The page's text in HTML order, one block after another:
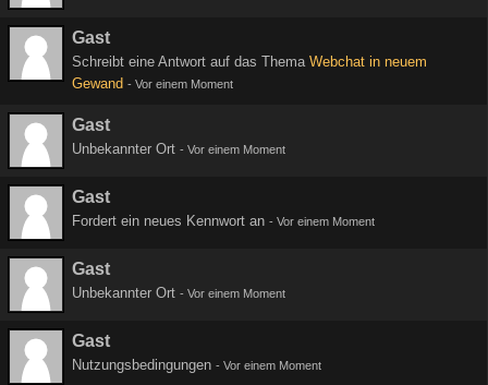
Gast
Schreibt eine Antwort auf das Thema Webchat in neuem
Gewand - Vor einem Moment
Gast
Unbekannter Ort - Vor einem Moment
Gast
Fordert ein neues Kennwort an - Vor einem Moment
Gast
Unbekannter Ort - Vor einem Moment
Gast
Nutzungsbedingungen - Vor einem Moment